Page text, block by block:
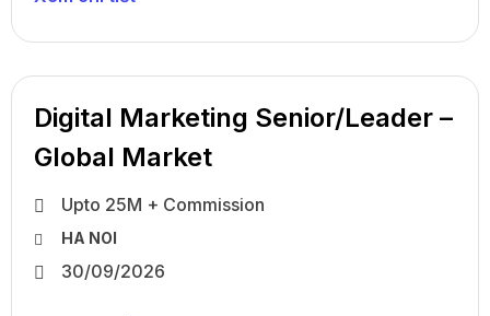
Digital Marketing Senior/Leader –
Global Market
Upto 25M + Commission
HA NOI
30/09/2026